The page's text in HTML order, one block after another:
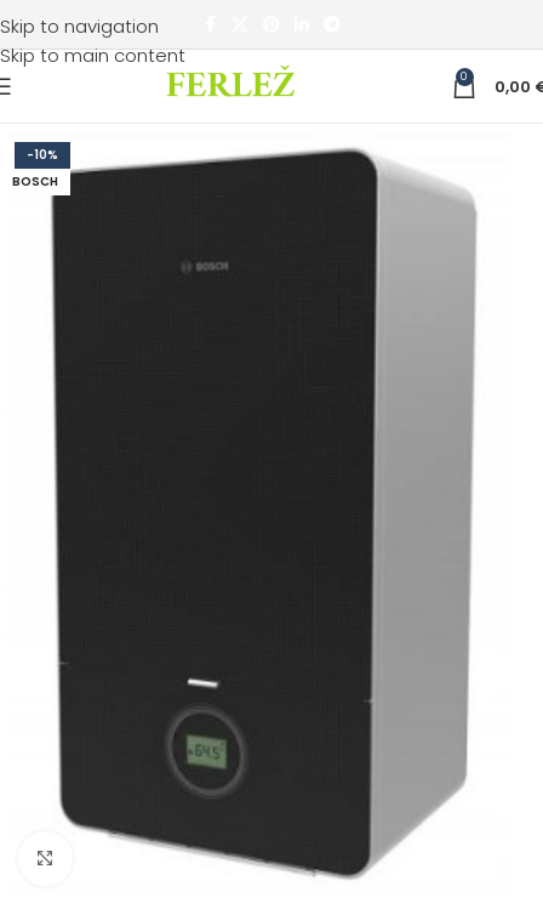
Skip to navigation
Skip to main content
0 0,00
-10%
BOSCH
Klikni za povećanje